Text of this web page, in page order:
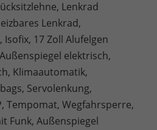
Lenkrad
Lenkrad,
17 Zoll Alufelgen
elektrisch,
Klimaautomatik,
Servolenkung,
Tempomat, Wegfahrsperre,
Funk, Außenspiegel